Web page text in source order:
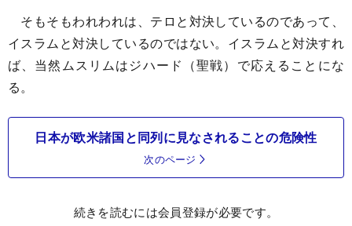
そもそもわれわれは、テロと対決しているのであって、
イスラムと対決しているのではない。イスラムと対決すれ
ば、当然ムスリムはジハード（聖戦）で応えることにな
る。
日本が欧米諸国と同列に見なされることの危険性
次のページ
続きを読むには会員登録が必要です。